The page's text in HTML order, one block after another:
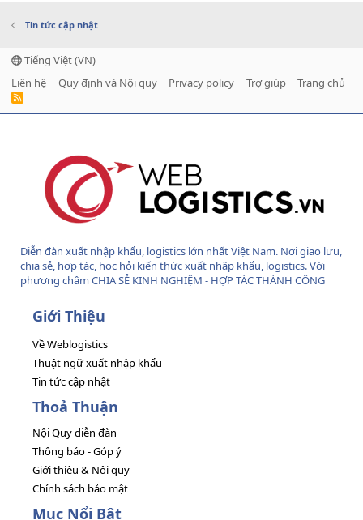
Tin tức cập nhật
Tiếng Việt (VN)
Liên hệ
Quy định và Nội quy Privacy policy Trợ giúp Trang chủ
R
Diễn đàn xuất nhập khẩu, logistics lớn nhất Việt Nam. Nơi giao lưu,
chia sẻ, hợp tác, học hỏi kiến thức xuất nhập khẩu, logistics. Với
phương châm CHIA SẺ KINH NGHIỆM - HỢP TÁC THÀNH CÔNG
Giới Thiệu
Về Weblogistics
Thuật ngữ xuất nhập khẩu
Tin tức cập nhật
Thoả Thuận
Nội Quy diễn đàn
Thông báo - Góp ý
Giới thiệu & Nội quy
Chính sách bảo mật
Mục Nổi Bật